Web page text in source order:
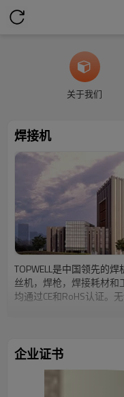
关于我们
焊接机
TOPWELL是中国领先的
丝机，焊枪，焊接耗材
均通过CE和RoHS认证。
企业证书